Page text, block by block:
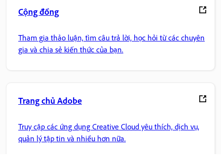
Cộng đồng
Tham gia thảo luận, tìm câu trả lời, học hỏi từ các chuyên
gia và chia sẻ kiến thức của bạn.
Trang chủ Adobe
Truy cập các ứng dụng Creative Cloud yêu thích, dịch vụ,
quản lý tập tin và nhiều hơn nữa.